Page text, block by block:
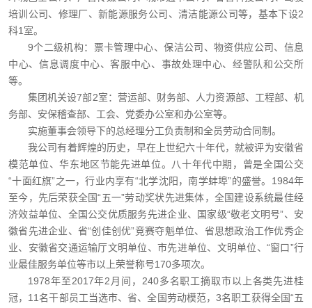
培训公司、修理厂、新能源服务公司、清洁能源公司等，基本下设2
科1室。
9个二级机构：票卡管理中心、保洁公司、物资供应公司、信息
中心、信息调度中心、客服中心、事故处理中心、经警队和公交所
等。
集团机关设7部2室：营运部、财务部、人力资源部、工程部、机
务部、安保稽查部、工会、党委办公室和办公室等。
实施董事会领导下的总经理分工负责制和全员劳动合同制。
我公司有着辉煌的历史，早在上世纪六十年代，就被评为安徽省
模范单位、华东地区节能先进单位。八十年代中期，曾是全国公交
“十面红旗”之一，行业内享有“北学沈阳，南学蚌埠”的盛誉。1984年
至今，先后荣获全国“五一”劳动奖状先进集体，全国建设系统最佳经
济效益单位、全国公交优质服务先进企业、国家级“敬老文明号”、安
徽省先进企业、省“创佳创优”竞赛夺魁单位、省思想政治工作优秀企
业、安徽省交通运输厅文明单位、市先进单位、文明单位、“窗口”行
业最佳服务单位等市以上荣誉称号170多项次。
1978年至2017年2月间，240多名职工摘取市以上各类先进桂
冠，11名干部员工当选市、省、全国劳动模范，3名职工获得全国“五